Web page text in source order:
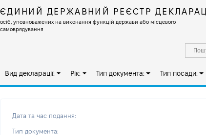
ЄДИНИЙ ДЕРЖАВНИЙ РЕЄСТР
осіб, уповноважених на виконання функцій держави або місцевого
самоврядування
Вид декларації: Рік: Тип документа: Тип посади:
Дата та час подання:
Тип документа: